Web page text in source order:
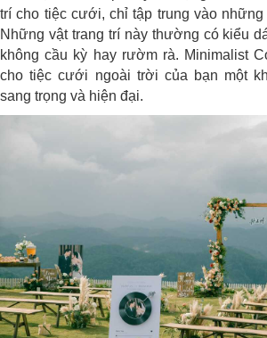
trí cho tiệc cưới, chỉ tập trung vào những
Những vật trang trí này thường có kiểu
không cầu kỳ hay rườm rà. Minimalist
cho tiệc cưới ngoài trời của bạn một
sang trọng và hiện đại.